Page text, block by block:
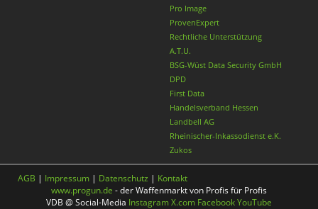
Pro Image
ProvenExpert
Rechtliche Unterstützung
A.T.U.
BSG-Wüst Data Security GmbH
DPD
First Data
Handelsverband Hessen
Landbell AG
Rheinischer-Inkassodienst e.K.
Zukos
AGB | Impressum | Datenschutz | Kontakt
www.progun.de - der Waffenmarkt von Profis für Profis
VDB @ Social-Media InstagramX.com FacebookYouTube